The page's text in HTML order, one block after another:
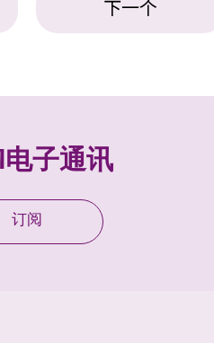
下一个
电子通讯
订阅